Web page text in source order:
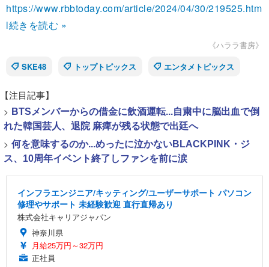
https://www.rbbtoday.com/article/2024/04/30/219525.htm
l続きを読む »
《ハララ書房》
SKE48
トップトピックス エンタメトピックス
【注目記事】
> BTSメンバーからの借金に飲酒運転...自粛中に脳出血で倒
れた韓国芸人、退院 麻痺が残る状態で出廷へ
> 何を意味するのか...めったに泣かないBLACKPINK・ジ
ス、10周年イベント終了しファンを前に涙
インフラエンジニア/キッティング/ユーザーサポート パソコン
修理やサポート 未経験歓迎 直行直帰あり
株式会社キャリアジャパン
神奈川県
月給25万円～32万円
正社員